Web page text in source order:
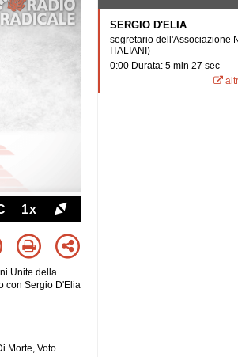
1x
Unite della
con Sergio D'Elia
Morte, Voto.
SERGIO D'ELIA
segretario dell'Associazione
ITALIANI)
0:00 Durata: 5 min 27 sec